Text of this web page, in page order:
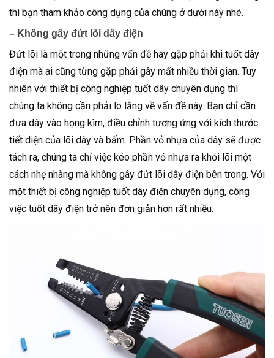
thì bạn tham khảo công dụng của chúng ở dưới này nhé.
– Không gây đứt lõi dây điện
Đứt lõi là một trong những vấn đề hay gặp phải khi tuốt dây
điện mà ai cũng từng gặp phải gây mất nhiều thời gian. Tuy
nhiên với thiết bị công nghiệp tuốt dây chuyên dụng thì
chúng ta không cần phải lo lắng về vấn đề này. Bạn chỉ cần
đưa dây vào họng kìm, điều chỉnh tương ứng với kích thước
tiết diện của lõi dây và bấm. Phần vỏ nhựa của dây sẽ được
tách ra, chúng ta chỉ việc kéo phần vỏ nhựa ra khỏi lõi một
cách nhẹ nhàng mà không gây đứt lõi dây điện bên trong. Với
một thiết bị công nghiệp tuốt dây điện chuyên dụng, công
việc tuốt dây điện trở nên đơn giản hơn rất nhiều.